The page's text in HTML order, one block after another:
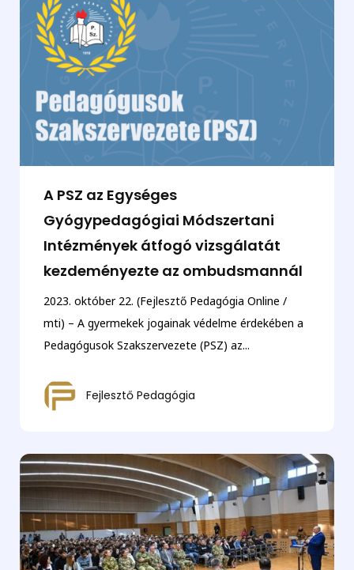
A PSZ az Egységes
Gyógypedagógiai Módszertani
Intézmények átfogó vizsgálatát
kezdeményezte az ombudsmannál
2023. október 22. (Fejlesztő Pedagógia Online /
mti) – A gyermekek jogainak védelme érdekében a
Pedagógusok Szakszervezete (PSZ) az...
Fejlesztő Pedagógia